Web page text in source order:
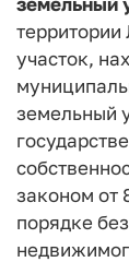
участок,
земельный
законом от
порядке